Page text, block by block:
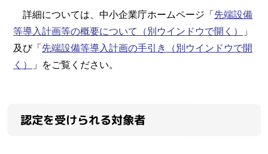
詳細については、中小企業庁ホームページ「 先端設備
等導入計画等の概要について
（別ウインドウで開く）
」
及び「 先端設備等導入計画の手引き
（別ウインドウで開
く）
」をご覧ください。
認定を受けられる対象者